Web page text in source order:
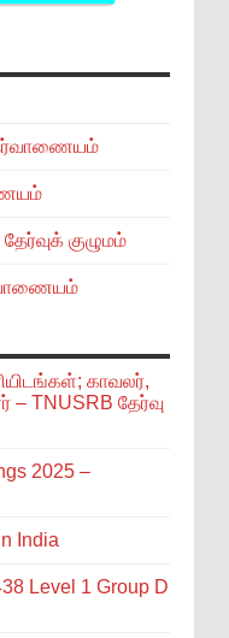
குழுமம்
காவலர்,
– TNUSRB தேர்வு
2025 –
India
Level 1 Group D